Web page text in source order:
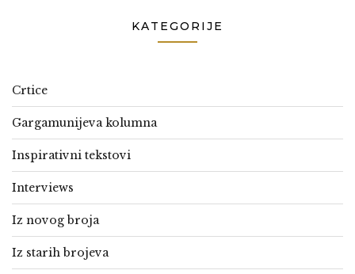
KATEGORIJE
Crtice
Gargamunijeva kolumna
Inspirativni tekstovi
Interviews
Iz novog broja
Iz starih brojeva